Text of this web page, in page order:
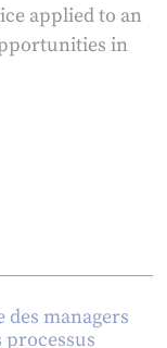
applied to an
in
des managers
processus